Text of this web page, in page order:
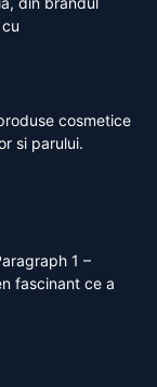
cosmetice
si parului.
1 –
fascinant ce a